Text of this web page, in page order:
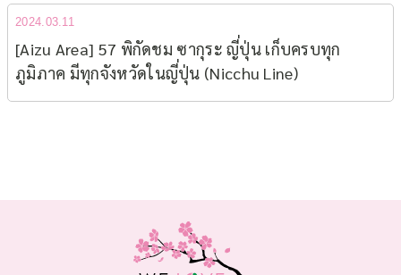
2024.03.11
[Aizu Area] 57 พิกัดชม ซากุระ ญี่ปุ่น เก็บครบทุก
ภูมิภาค มีทุกจังหวัดในญี่ปุ่น (Nicchu Line)